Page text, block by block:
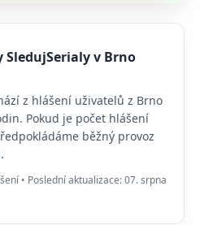
SledujSerialy v Brno
z hlášení uživatelů z Brno
Pokud je počet hlášení
běžný provoz
• Poslední aktualizace: 07. srpna